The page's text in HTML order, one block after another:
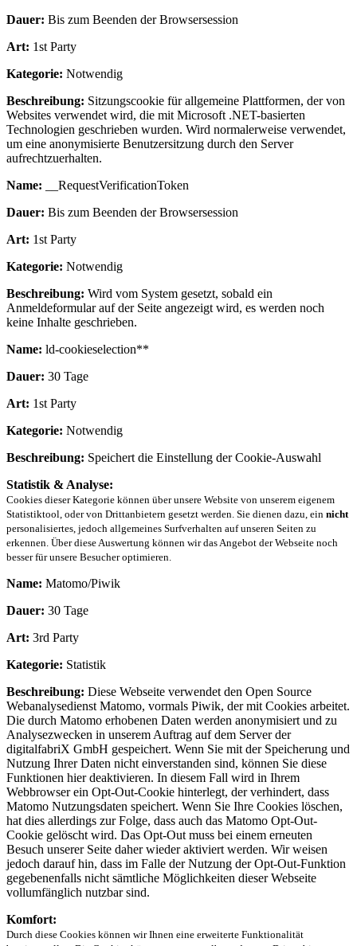
Dauer: Bis zum Beenden der Browsersession
Art: 1st Party
Kategorie: Notwendig
Beschreibung: Sitzungscookie für allgemeine Plattformen, der von
Websites verwendet wird, die mit Microsoft .NET-basierten
Technologien geschrieben wurden. Wird normalerweise verwendet,
um eine anonymisierte Benutzersitzung durch den Server
aufrechtzuerhalten.
Name: __RequestVerificationToken
Dauer: Bis zum Beenden der Browsersession
Art: 1st Party
Kategorie: Notwendig
Beschreibung: Wird vom System gesetzt, sobald ein
Anmeldeformular auf der Seite angezeigt wird, es werden noch
keine Inhalte geschrieben.
Name: ld-cookieselection**
Dauer: 30 Tage
Art: 1st Party
Kategorie: Notwendig
Beschreibung: Speichert die Einstellung der Cookie-Auswahl
Statistik & Analyse:
Cookies dieser Kategorie können über unsere Website von unserem eigenem
Statistiktool, oder von Drittanbietern gesetzt werden. Sie dienen dazu, ein nicht
personalisiertes, jedoch allgemeines Surfverhalten auf unseren Seiten zu
erkennen. Über diese Auswertung können wir das Angebot der Webseite noch
besser für unsere Besucher optimieren.
Name: Matomo/Piwik
Dauer: 30 Tage
Art: 3rd Party
Kategorie: Statistik
Beschreibung: Diese Webseite verwendet den Open Source
Webanalysedienst Matomo, vormals Piwik, der mit Cookies arbeitet.
Die durch Matomo erhobenen Daten werden anonymisiert und zu
Analysezwecken in unserem Auftrag auf dem Server der
digitalfabriX GmbH gespeichert. Wenn Sie mit der Speicherung und
Nutzung Ihrer Daten nicht einverstanden sind, können Sie diese
Funktionen hier deaktivieren. In diesem Fall wird in Ihrem
Webbrowser ein Opt-Out-Cookie hinterlegt, der verhindert, dass
Matomo Nutzungsdaten speichert. Wenn Sie Ihre Cookies löschen,
hat dies allerdings zur Folge, dass auch das Matomo Opt-Out-
Cookie gelöscht wird. Das Opt-Out muss bei einem erneuten
Besuch unserer Seite daher wieder aktiviert werden. Wir weisen
jedoch darauf hin, dass im Falle der Nutzung der Opt-Out-Funktion
gegebenenfalls nicht sämtliche Möglichkeiten dieser Webseite
vollumfänglich nutzbar sind.
Komfort:
Durch diese Cookies können wir Ihnen eine erweiterte Funktionalität